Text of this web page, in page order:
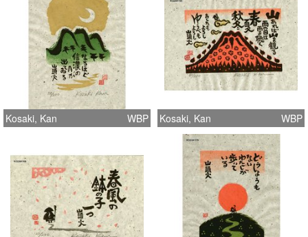
Kosaki, Kan WBP Kosaki, Kan WBP